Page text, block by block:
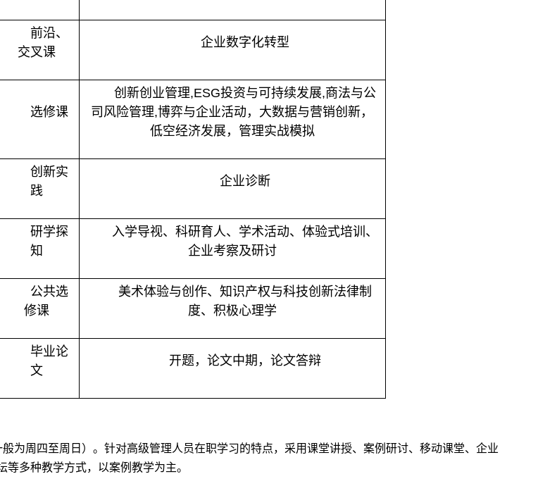
前沿、
交叉课
企业数字化转型
选修课
创新创业管理,ESG投资与可持续发展,商法与公
司风险管理,博弈与企业活动，大数据与营销创新，
低空经济发展，管理实战模拟
创新实
践
企业诊断
研学探
知
入学导视、科研育人、学术活动、体验式培训、
企业考察及研讨
公共选
修课
美术体验与创作、知识产权与科技创新法律制
度、积极心理学
毕业论
文
开题，论文中期，论文答辩
般为周四至周日）。针对高级管理人员在职学习的特点，采用课堂讲授、案例研讨、移动课堂、企业
等多种教学方式，以案例教学为主。